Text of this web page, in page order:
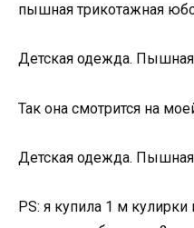
пышная трикотажная
Детская одежда.
Так она смотрится на
Детская одежда.
PS: я купила 1 м